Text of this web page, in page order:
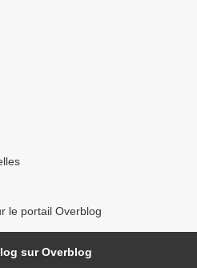
le portail Overblog
sur Overblog